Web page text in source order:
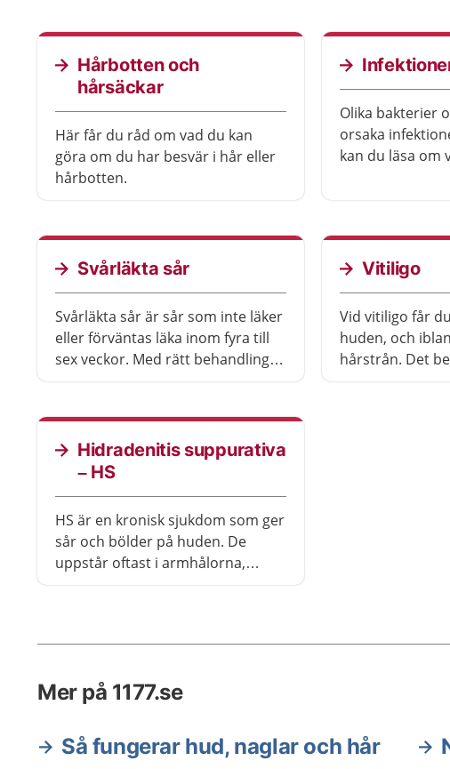
viktigaste är att försöka hålla
fingrarna varma. Besvären brukar
minska med åldern.
Hårbotten och
hårsäckar
Här får du råd om vad du kan
göra om du har besvär i hår eller
hårbotten.
Olika bakterier
orsaka
kan du läsa om
Svårläkta sår
Svårläkta sår är sår som inte läker
eller förväntas läka inom fyra till
sex veckor. Med rätt behandling
Vitiligo
Vid vitiligo får
huden, och
hårstrån. Det
Hidradenitis suppurativa
– HS
HS är en kronisk sjukdom som ger
sår och bölder på huden. De
uppstår oftast i armhålorna,
eller läkemedel. Ibland behövs en
bölderna.
Mer på 1177.se
Så fungerar hud, naglar och hår